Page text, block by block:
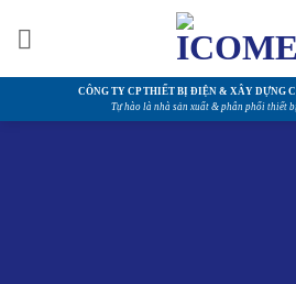
CÔNG TY CP THIẾT BỊ ĐIỆN & XÂY DỰNG
Tự hào là nhà sản xuất & phân phối thiết